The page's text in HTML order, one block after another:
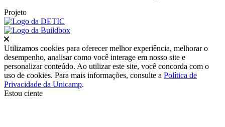
Projeto
Fechar
Utilizamos cookies para oferecer melhor experiência, melhorar o
desempenho, analisar como você interage em nosso site e
personalizar conteúdo. Ao utilizar este site, você concorda com o
uso de cookies. Para mais informações, consulte a Política de
Privacidade da Unicamp.
Estou ciente